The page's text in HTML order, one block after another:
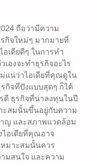
ถือว่ามีความ
กิจใหม่ๆ มากมายที่
เดียดีๆ ในการทำ
เองจะทำธุรกิจอะไร
แน่ว่าไอเดียที่คุณดูใน
กิจที่ปังแบบสุดๆ ก็ได้
ดี ธุรกิจที่น่าลงทุนในปี
ะสมนั้นขึ้นอยู่กับความ
ญ และสภาพแวดล้อม
อเดียที่คุณอาจ
หมาะสมนั้นควร
มสนใจ และความ